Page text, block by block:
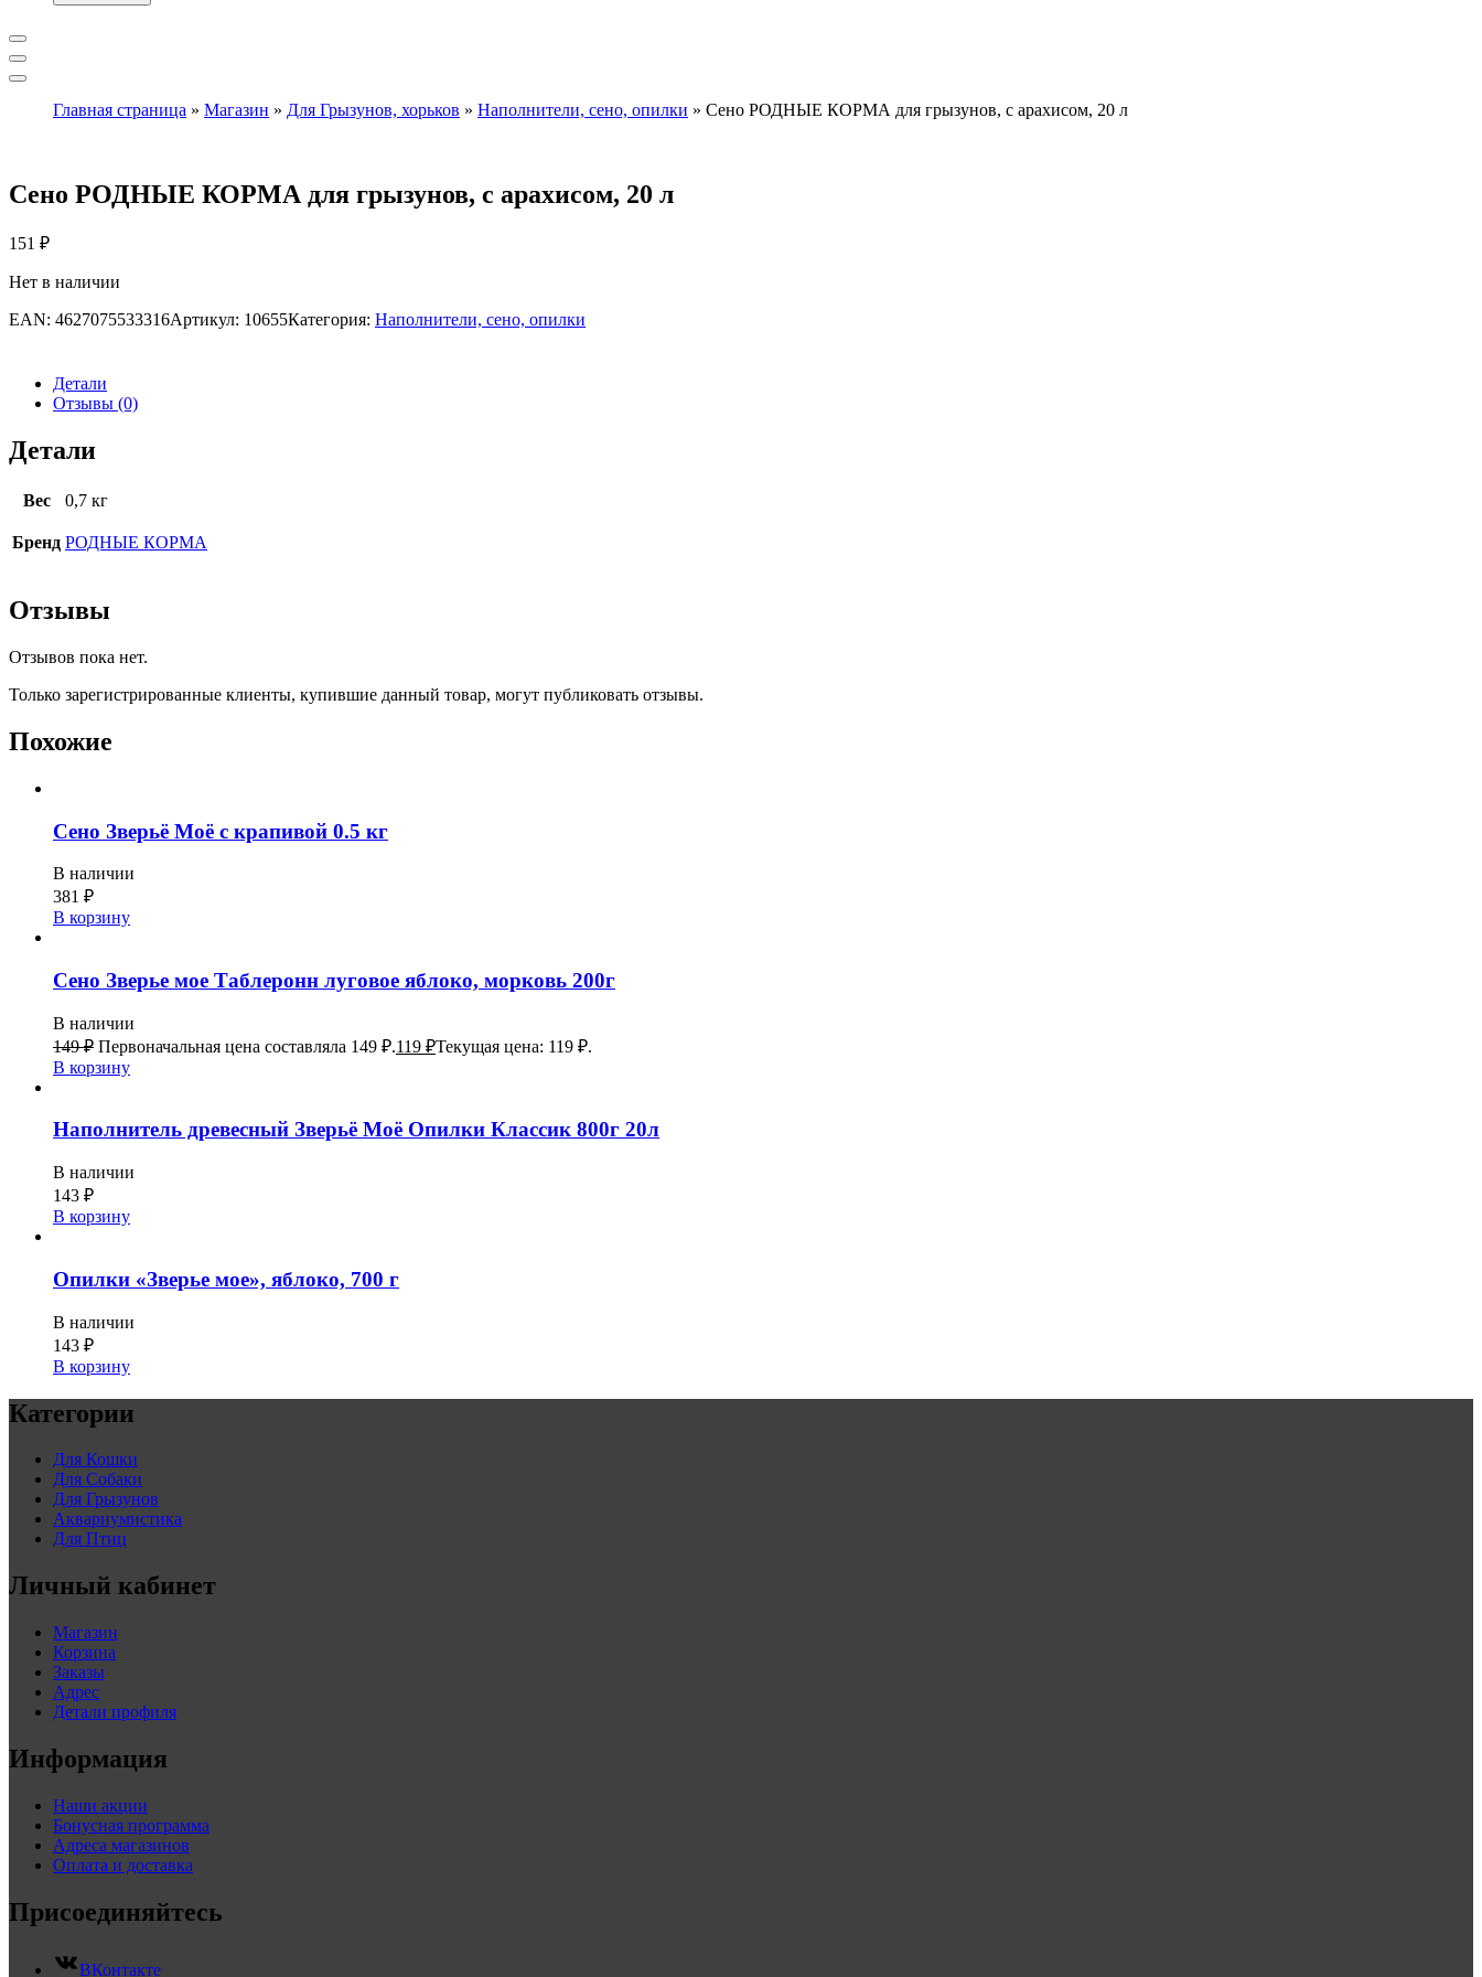
Главная страница » Магазин » Для Грызунов, хорьков » Наполнители, сено, опилки » Сено РОДНЫЕ КОРМА для грызунов, с арахисом, 20 л
Сено РОДНЫЕ КОРМА для грызунов, с арахисом, 20 л
151 ₽
Нет в наличии
EAN: 4627075533316Артикул: 10655Категория: Наполнители, сено, опилки
Детали
Отзывы (0)
Детали
Вес 0,7 кг
Бренд РОДНЫЕ КОРМА
Отзывы
Отзывов пока нет.
Только зарегистрированные клиенты, купившие данный товар, могут публиковать отзывы.
Похожие
Сено Зверьё Моё с крапивой 0.5 кг
В наличии
381 ₽
В корзину
Сено Зверье мое Таблеронн луговое яблоко, морковь 200г
В наличии
149₽ Первоначальная цена составляла 149 ₽.119 ₽Текущая цена: 119 ₽.
В корзину
Наполнитель древесный Зверьё Моё Опилки Классик 800г 20л
В наличии
143 ₽
В корзину
Опилки «Зверье мое», яблоко, 700 г
В наличии
143 ₽
В корзину
Категории
Для Кошки
Для Собаки
Для Грызунов
Аквариумистика
Для Птиц
Личный кабинет
Магазин
Корзина
Заказы
Адрес
Детали профиля
Информация
Наши акции
Бонусная программа
Адреса магазинов
Оплата и доставка
Присоединяйтесь
ВКонтакте